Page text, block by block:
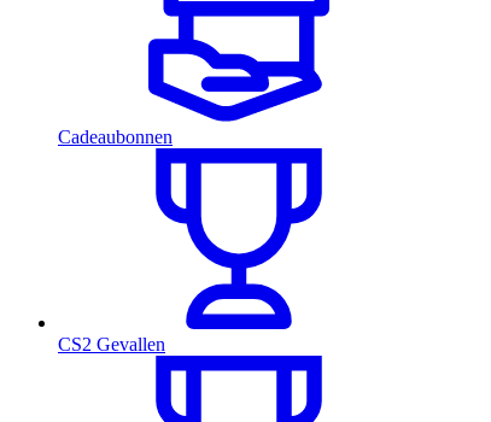
Cadeaubonnen
CS2 Gevallen